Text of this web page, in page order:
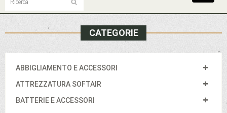
CATEGORIE
ABBIGLIAMENTO E ACCESSORI
ATTREZZATURA SOFTAIR
BATTERIE E ACCESSORI